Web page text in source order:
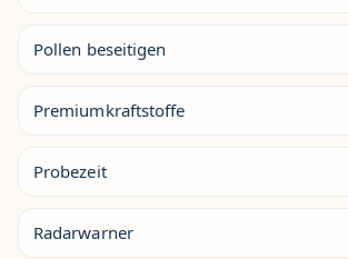
Pollen beseitigen
Premiumkraftstoffe
Probezeit
Radarwarner